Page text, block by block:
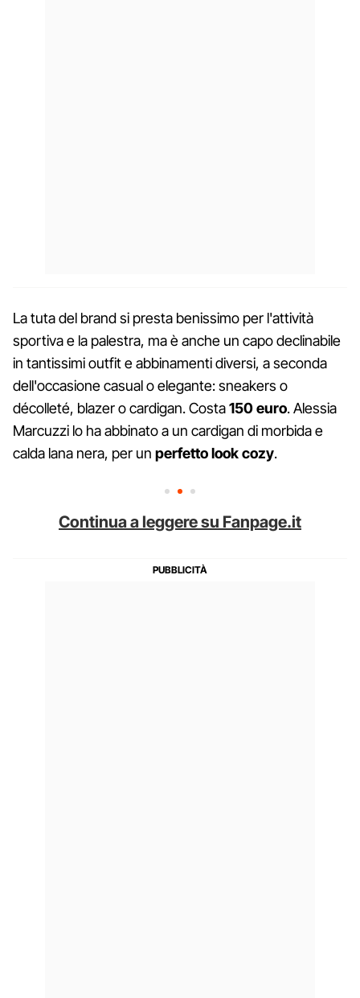
La tuta del brand si presta benissimo per l'attività
sportiva e la palestra, ma è anche un capo declinabile
in tantissimi outfit e abbinamenti diversi, a seconda
dell'occasione casual o elegante: sneakers o
décolleté, blazer o cardigan. Costa150 euro. Alessia
Marcuzzi lo ha abbinato a un cardigan di morbida e
calda lana nera, per un perfetto look cozy.
Continua a leggere su Fanpage.it